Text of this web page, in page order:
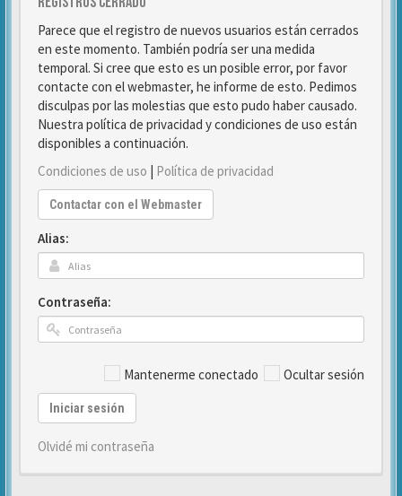
Parece que el registro de nuevos usuarios están cerrados
en este momento. También podría ser una medida
temporal. Si cree que esto es un posible error, por favor
contacte con el webmaster, he informe de esto. Pedimos
disculpas por las molestias que esto pudo haber causado.
Nuestra política de privacidad y condiciones de uso están
disponibles a continuación.
Condiciones de uso | Política de privacidad
Contactar con el Webmaster
Alias:
Contraseña:
Mantenerme conectado Ocultar sesión
Iniciar sesión
Olvidé mi contraseña